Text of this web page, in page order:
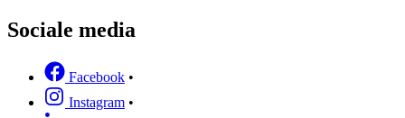
Sociale media
Facebook •
Instagram •